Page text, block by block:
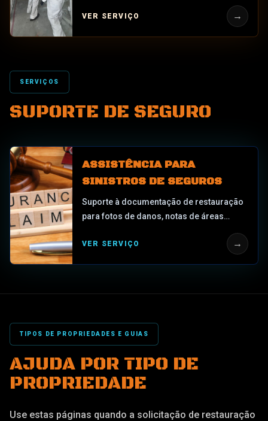
de materiais afetados e suporte de
VER SERVIÇO →
SERVIÇOS
SUPORTE DE SEGURO
ASSISTÊNCIA PARA
SINISTROS DE SEGUROS
Suporte à documentação de restauração
para fotos de danos, notas de áreas
registros de secagem, notas de limpeza,
VER SERVIÇO →
TIPOS DE PROPRIEDADES E GUIAS
AJUDA POR TIPO DE
PROPRIEDADE
Use estas páginas quando a solicitação de restauração